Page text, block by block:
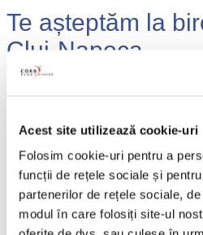
Acest site utilizează cookie-uri
Folosim cookie-uri pentru a
funcții de rețele sociale și
partenerilor de rețele sociale,
modul în care folosiți site-ul
Te așteptăm la
Cluj-Napoca
răspundem la toate întrebările
procesul de recoltare și utilitatea
și fără obligații.
Birou Cluj – Str. Târnavelor nr.